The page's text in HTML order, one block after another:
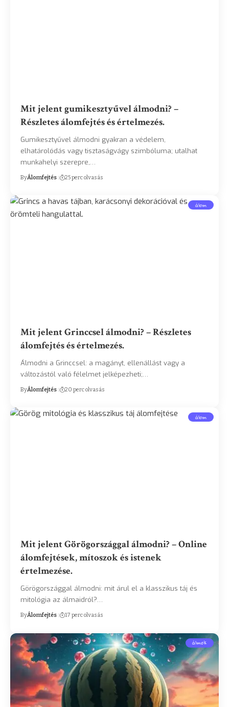
Mit jelent gumikesztyűvel álmodni? –
Részletes álomfejtés és értelmezés.
Gumikesztyűvel álmodni gyakran a védelem,
elhatárolódás vagy tisztaságvágy szimbóluma; utalhat
munkahelyi szerepre,…
ByÁlomfejtés 25 perc olvasás
álom
Mit jelent Grinccsel álmodni? – Részletes
álomfejtés és értelmezés.
Álmodni a Grinccsel: a magányt, ellenállást vagy a
változástól való félelmet jelképezheti;…
ByÁlomfejtés 20 perc olvasás
álom
Mit jelent Görögországgal álmodni? – Online
álomfejtések, mítoszok és istenek
értelmezése.
Görögországgal álmodni: mit árul el a klasszikus táj és
mitológia az álmaidról?…
ByÁlomfejtés 17 perc olvasás
álmok